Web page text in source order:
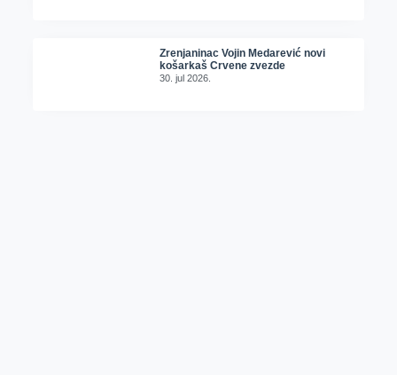
Zrenjaninac Vojin Medarević novi
košarkaš Crvene zvezde
30. jul 2026.